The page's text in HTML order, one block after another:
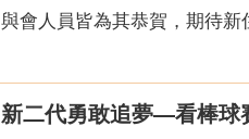
與會人員皆為其恭賀，期待新
新二代勇敢追夢—看棒球